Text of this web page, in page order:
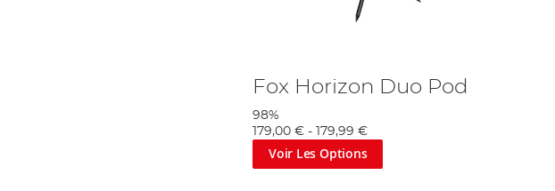
Fox Horizon Duo Pod
98%
179,00 € -179,99 €
Voir Les Options